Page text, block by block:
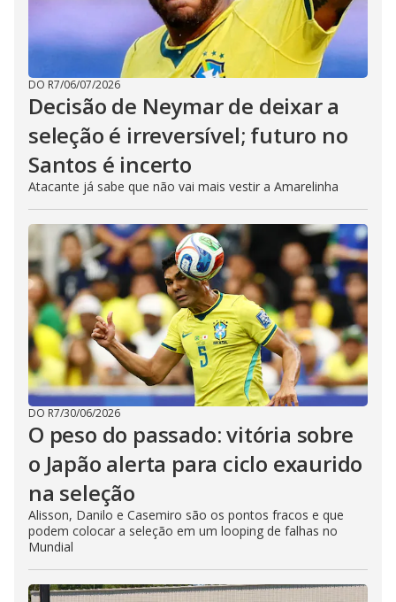
DO R7/06/07/2026
Decisão de Neymar de deixar a
seleção é irreversível; futuro no
Santos é incerto
Atacante já sabe que não vai mais vestir a Amarelinha
DO R7/30/06/2026
O peso do passado: vitória sobre
o Japão alerta para ciclo exaurido
na seleção
Alisson, Danilo e Casemiro são os pontos fracos e que
podem colocar a seleção em um looping de falhas no
Mundial